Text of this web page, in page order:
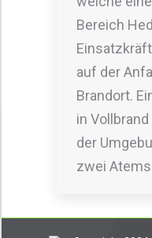
Bereich
auf der
Brandort.
in
der
zwei